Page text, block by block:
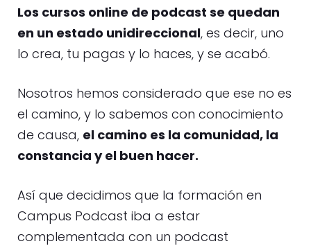
Los cursos online de podcast se quedan
en un estado unidireccional, es decir, uno
lo crea, tu pagas y lo haces, y se acabó.
Nosotros hemos considerado que ese no es
el camino, y lo sabemos con conocimiento
de causa, el camino es la comunidad, la
constancia y el buen hacer.
Así que decidimos que la formación en
Campus Podcast iba a estar
complementada con un podcast